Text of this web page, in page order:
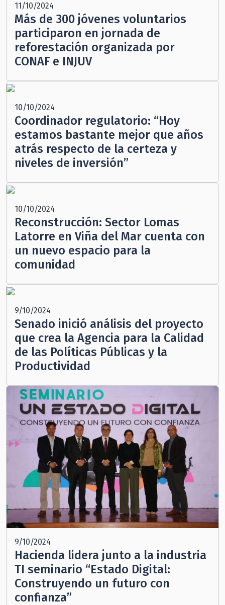
11/10/2024
Más de 300 jóvenes voluntarios
participaron en jornada de
reforestación organizada por
CONAF e INJUV
10/10/2024
Coordinador regulatorio: “Hoy
estamos bastante mejor que años
atrás respecto de la certeza y
niveles de inversión”
10/10/2024
Reconstrucción: Sector Lomas
Latorre en Viña del Mar cuenta con
un nuevo espacio para la
comunidad
9/10/2024
Senado inició análisis del proyecto
que crea la Agencia para la Calidad
de las Políticas Públicas y la
Productividad
9/10/2024
Hacienda lidera junto a la industria
TI seminario “Estado Digital:
Construyendo un futuro con
confianza”